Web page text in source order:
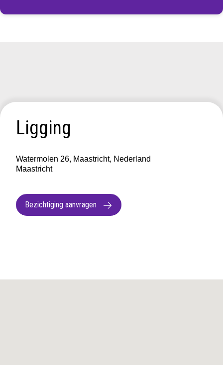
Ligging
Watermolen 26, Maastricht, Nederland
Maastricht
Bezichtiging aanvragen